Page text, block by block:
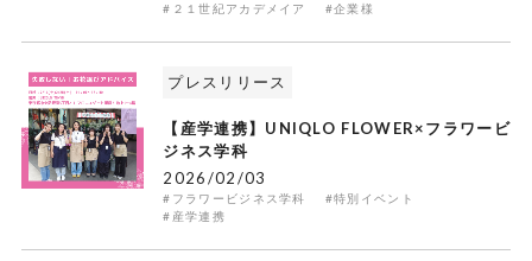
#２１世紀アカデメイア #企業様
プレスリリース
【産学連携】UNIQLO FLOWER×フラワービ
ジネス学科
2026/02/03
#フラワービジネス学科
#特別イベント
#産学連携